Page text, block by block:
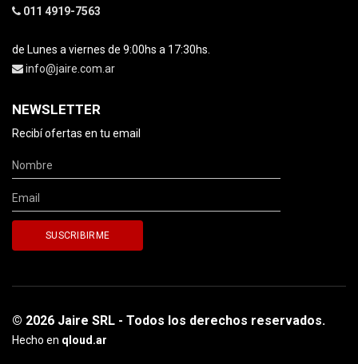
011 4919-7563
de Lunes a viernes de 9:00hs a 17:30hs.
info@jaire.com.ar
NEWSLETTER
Recibí ofertas en tu email
© 2026 Jaire SRL - Todos los derechos reservados.
Hecho en qloud.ar